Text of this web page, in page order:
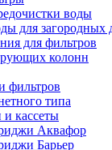
воды
для загородных
для фильтров
колонн
фильтров
типа
кассеты
Аквафор
Барьер